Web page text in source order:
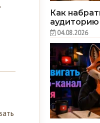
Как
04.08.2026